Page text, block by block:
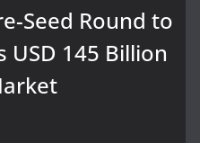
Seed Round to
USD 145 Billion